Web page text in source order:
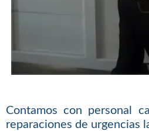
Contamos con personal
reparaciones de urgencias